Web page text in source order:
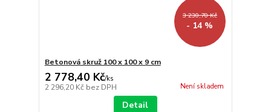
3 230,70 Kč
- 14 %
Betonová skruž 100 x 100 x 9 cm
2 778,40 Kč/ks
2 296,20 Kč bez DPH Není skladem
Detail